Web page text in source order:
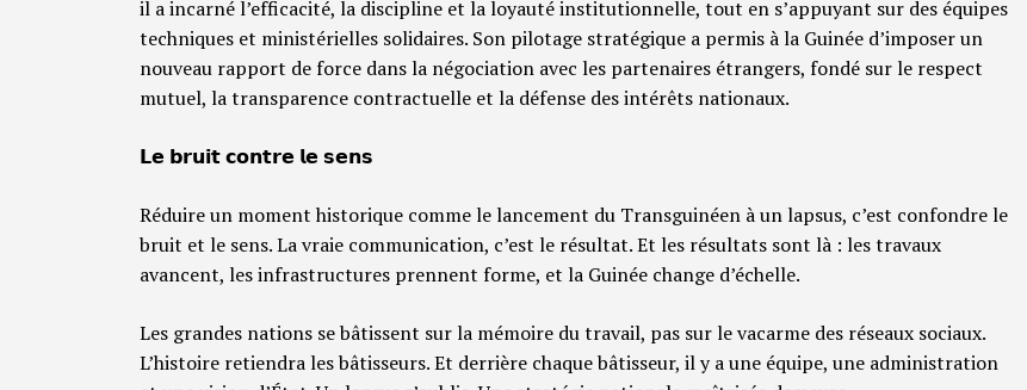
il a incarné l’efficacité, la discipline et la loyauté institutionnelle, tout en s’appuyant sur des équipes
techniques et ministérielles solidaires. Son pilotage stratégique a permis à la Guinée d’imposer un
nouveau rapport de force dans la négociation avec les partenaires étrangers, fondé sur le respect
mutuel, la transparence contractuelle et la défense des intérêts nationaux.
𝗟𝗲 𝗯𝗿𝘂𝗶𝘁 𝗰𝗼𝗻𝘁𝗿𝗲 𝗹𝗲 𝘀𝗲𝗻𝘀
Réduire un moment historique comme le lancement du Transguinéen à un lapsus, c’est confondre le
bruit et le sens. La vraie communication, c’est le résultat. Et les résultats sont là : les travaux
avancent, les infrastructures prennent forme, et la Guinée change d’échelle.
Les grandes nations se bâtissent sur la mémoire du travail, pas sur le vacarme des réseaux sociaux.
L’histoire retiendra les bâtisseurs. Et derrière chaque bâtisseur, il y a une équipe, une administration